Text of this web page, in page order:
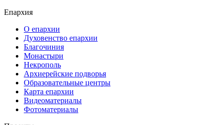
Епархия
О епархии
Духовенство епархии
Благочиния
Монастыри
Некрополь
Архиерейские подворья
Образовательные центры
Карта епархии
Видеоматериалы
Фотоматериалы